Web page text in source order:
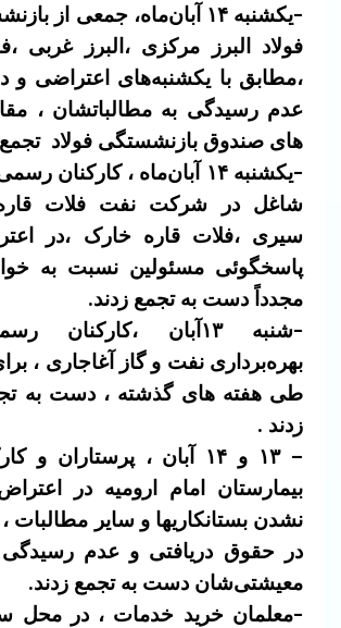
-یکشنبه ۱۴ آبان‌ماه
، جمعی از
فولاد البرز مرکزی ،البرز غربی
،مطابق با یکشنبه‌های اعتراضی و
عدم رسیدگی به مطالباتشان ،
های صندوق بازنشستگی فولاد تجمع
-یکشنبه ۱۴ آبان‌ماه ،
شاغل در شرکت نفت فلات
سیری ،فلات قاره خارک ،در
پاسخگوئی مسئولین نسبت به
مجدداً دست به تجمع زدند.
-شنبه ۱۳آبان
بهره‌برداری نفت و گاز آغاجاری ،
طی هفته های گذشته ، دست به
زدند .
– ۱۳ و ۱۴ آبان ، پرستاران
بیمارستان امام ارومیه در
نشدن بستانکاریها و سایر مطالبات ،
در حقوق دریافتی و عدم
معیشتی‌شان دست به تجمع زدند.
-معلمان خرید خدمات ، در محل